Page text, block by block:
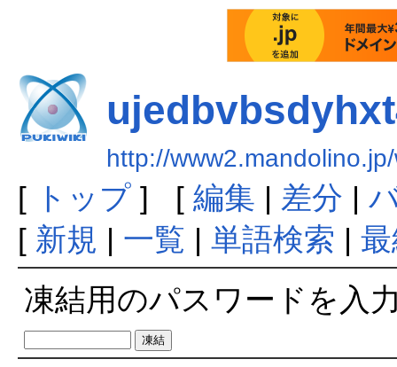
http://
[ トップ] [ 編集 | 差分 |
[ 新規 | 一覧 | 単語検索 |
凍結用のパスワードを入